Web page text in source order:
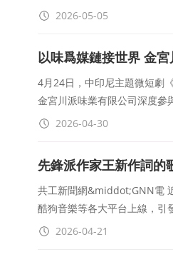
2026-05-05
以味爲媒鏈接世界 金
4月24日，中印尼主題微短劇
金宮川派味業有限公司深度參
2026-04-30
先鋒派作家王新作詞的
共工新聞網&middot;GNN電
酷狗音樂等各大平台上線，引
2026-04-21